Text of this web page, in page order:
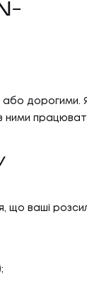
або дорогими.
ними
що ваші